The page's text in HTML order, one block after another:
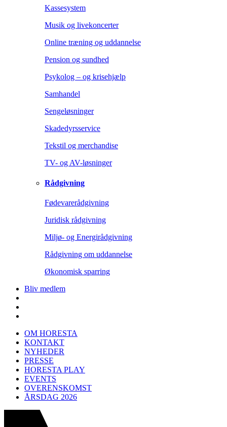
Kassesystem
Musik og livekoncerter
Online træning og uddannelse
Pension og sundhed
Psykolog – og krisehjælp
Samhandel
Sengeløsninger
Skadedyrsservice
Tekstil og merchandise
TV- og AV-løsninger
Rådgivning
Fødevarerådgivning
Juridisk rådgivning
Miljø- og Energirådgivning
Rådgivning om uddannelse
Økonomisk sparring
Bliv medlem
OM HORESTA
KONTAKT
NYHEDER
PRESSE
HORESTA PLAY
EVENTS
OVERENSKOMST
ÅRSDAG 2026